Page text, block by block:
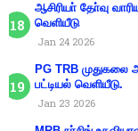
ஆசிரியா் தோ்வு
வெளியீடு
Jan 24 2026
PG TRB முதுகலை
பட்டியல் வெளியீடு.
Jan 23 2026